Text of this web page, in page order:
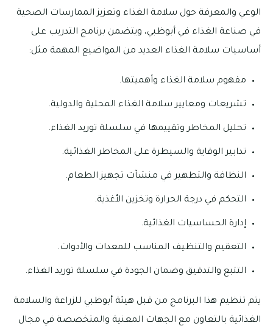
الوعي والمعرفة حول سلامة الغذاء وتعزيز الممارسات الصحية
في صناعة الغذاء في أبوظبي، ويتضمن برنامج التدريب على
أساسيات سلامة الغذاء العديد من المواضيع المهمة مثل:
مفهوم سلامة الغذاء وأهميتها.
تشريعات ومعايير سلامة الغذاء المحلية والدولية.
تحليل المخاطر وتقييمها في سلسلة توريد الغذاء.
تدابير الوقاية والسيطرة على المخاطر الغذائية.
النظافة والتطهير في منشآت تجهيز الطعام.
التحكم في درجة الحرارة وتخزين الأغذية.
إدارة الحساسيات الغذائية.
التعقيم والتنظيف المناسب للمعدات والأدوات.
التتبع والتدقيق وضمان الجودة في سلسلة توريد الغذاء.
يتم تنظيم هذا البرنامج من قبل هيئة أبوظبي للزراعة والسلامة
الغذائية بالتعاون مع الجهات المعنية والمتخصصة في مجال